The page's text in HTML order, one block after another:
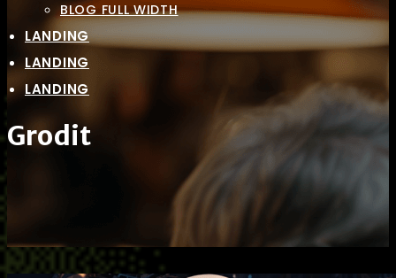
BLOG FULL WIDTH
LANDING
LANDING
LANDING
Grodit